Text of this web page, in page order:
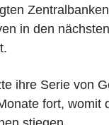
in den
ihre Serie von
fort, womit